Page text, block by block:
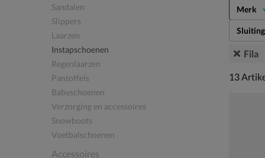
Sandalen
Slippers
Laarzen
Instapschoenen
Regenlaarzen
Pantoffels
Babyschoenen
Verzorging en accessoires
Snowboots
Voetbalschoenen
Accessoires
Merk
Sluiting
Fila
13
13